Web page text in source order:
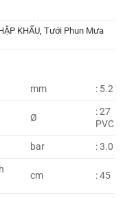
KHẨU Tưới Phun Mưa
mm : 5.2
Ø
: 27
PVC
bar
: 3.0
cm : 45